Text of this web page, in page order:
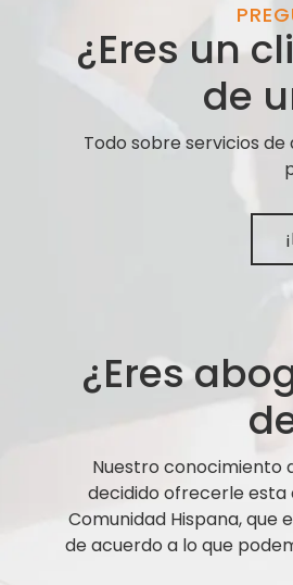
¿Eres un
de
Todo sobre servicios
¿Eres
Nuestro conocimiento
decidido ofrecerle
Comunidad Hispana,
de acuerdo a lo que